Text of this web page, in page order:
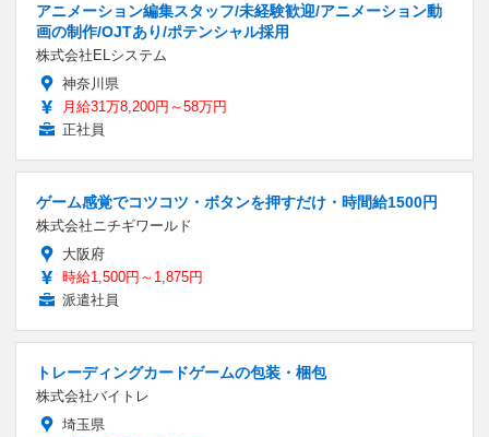
アニメーション編集スタッフ/未経験歓迎/アニメーション動
画の制作/OJTあり/ポテンシャル採用
株式会社ELシステム
神奈川県
月給31万8,200円～58万円
正社員
ゲーム感覚でコツコツ・ボタンを押すだけ・時間給1500円
株式会社ニチギワールド
大阪府
時給1,500円～1,875円
派遣社員
トレーディングカードゲームの包装・梱包
株式会社バイトレ
埼玉県